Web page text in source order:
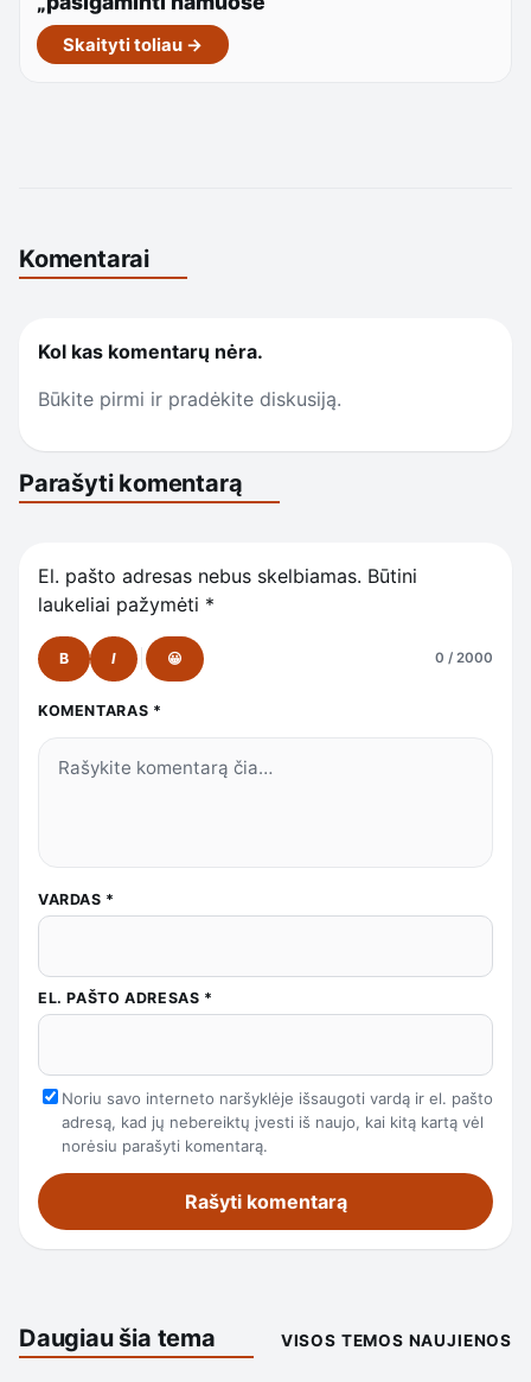
Skaityti toliau →
Komentarai
Kol kas komentarų nėra.
Būkite pirmi ir pradėkite diskusiją.
Parašyti komentarą
El. pašto adresas nebus skelbiamas. Būtini
laukeliai pažymėti *
B I 😀 0 / 2000
KOMENTARAS *
VARDAS *
EL. PAŠTO ADRESAS *
Noriu savo interneto naršyklėje išsaugoti vardą ir el. pašto
adresą, kad jų nebereiktų įvesti iš naujo, kai kitą kartą vėl
norėsiu parašyti komentarą.
Daugiau šia tema VISOS TEMOS NAUJIENOS